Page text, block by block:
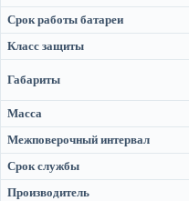
Срок работы батареи
Класс защиты
Габариты
Масса
Межповерочный интервал
Срок службы
Производитель